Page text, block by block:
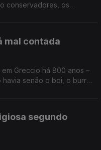
conservadores, os
mal contada
Greccio há 800 anos –
senão o boi, o burro
segundo